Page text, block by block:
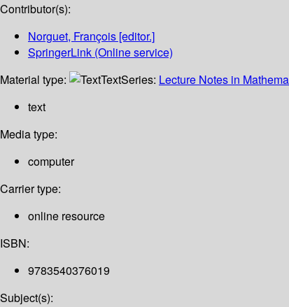
Contributor(s):
Norguet, François [editor.]
SpringerLink (Online service)
Material type:
TextSeries: Lecture Notes in
text
Media type:
computer
Carrier type:
online resource
ISBN:
9783540376019
Subject(s):